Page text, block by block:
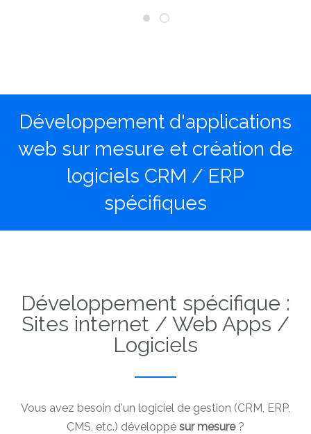
Développement d'applications
web sur mesure et création de
logiciels CRM / ERP
spécifiques
Développement spécifique :
Sites internet / Web Apps /
Logiciels
Vous avez besoin d'un logiciel de gestion (CRM, ERP,
CMS, etc.) développé sur mesure?